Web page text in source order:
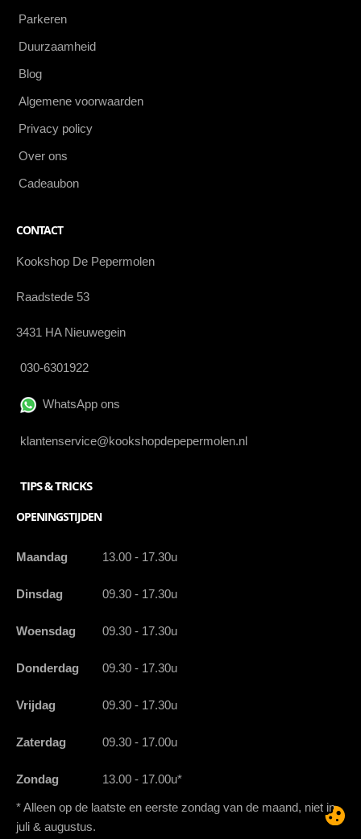
Parkeren
Duurzaamheid
Blog
Algemene voorwaarden
Privacy policy
Over ons
Cadeaubon
CONTACT
Kookshop De Pepermolen
Raadstede 53
3431 HA Nieuwegein
030-6301922
WhatsApp ons
klantenservice@kookshopdepepermolen.nl
TIPS & TRICKS
OPENINGSTIJDEN
Maandag 13.00 - 17.30u
Dinsdag 09.30 - 17.30u
Woensdag 09.30 - 17.30u
Donderdag 09.30 - 17.30u
Vrijdag 09.30 - 17.30u
Zaterdag 09.30 - 17.00u
Zondag 13.00 - 17.00u*
* Alleen op de laatste en eerste zondag van de maand, niet in
juli & augustus.